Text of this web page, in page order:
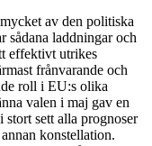
av den politiska
sådana laddningar och
effektivt utrikes
frånvarande och
roll i EU:s olika
valen i maj gav en
sett alla prognoser
konstellation.